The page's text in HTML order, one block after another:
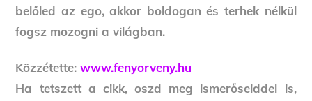
belőled az ego, akkor boldogan és terhek nélkül
fogsz mozogni a világban.
Közzétette:www.fenyorveny.hu
Ha tetszett a cikk, oszd meg ismerőseiddel is,